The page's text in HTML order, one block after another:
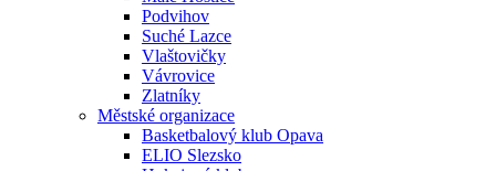
Podvihov
Suché Lazce
Vlaštovičky
Vávrovice
Zlatníky
Městské organizace
Basketbalový klub Opava
ELIO Slezsko